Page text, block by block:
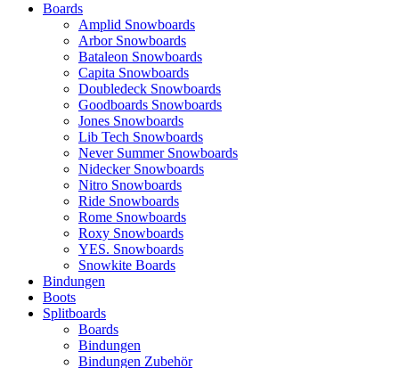
Boards
Amplid Snowboards
Arbor Snowboards
Bataleon Snowboards
Capita Snowboards
Doubledeck Snowboards
Goodboards Snowboards
Jones Snowboards
Lib Tech Snowboards
Never Summer Snowboards
Nidecker Snowboards
Nitro Snowboards
Ride Snowboards
Rome Snowboards
Roxy Snowboards
YES. Snowboards
Snowkite Boards
Bindungen
Boots
Splitboards
Boards
Bindungen
Bindungen Zubehör